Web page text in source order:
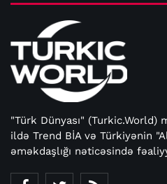
"Türk Dünyası" (Turkic.World)
ildə Trend BİA və Türkiyənin
əməkdaşlığı nəticəsində